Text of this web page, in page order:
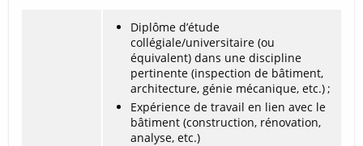
Diplôme d’étude
collégiale/universitaire (ou
équivalent) dans une discipline
pertinente (inspection de bâtiment,
architecture, génie mécanique, etc.) ;
Expérience de travail en lien avec le
bâtiment (construction, rénovation,
analyse, etc.)